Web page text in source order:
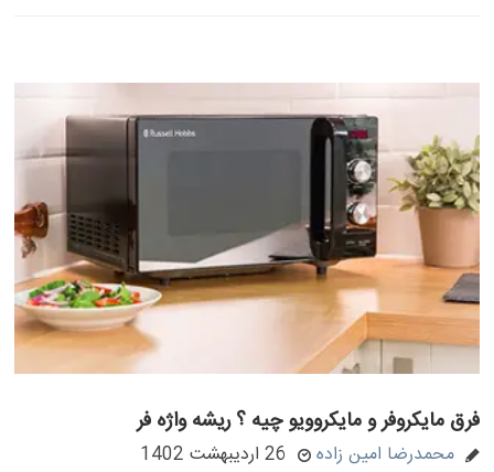
فرق مایکروفر و مایکروویو چیه ؟ ریشه واژه فر
محمدرضا امین زاده 26 اردیبهشت 1402